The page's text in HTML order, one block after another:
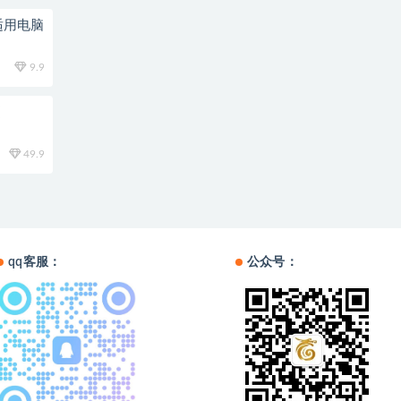
用电脑
9.9
49.9
qq客服： 公众号：